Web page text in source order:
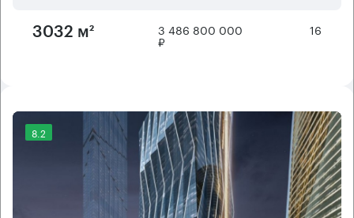
3032 м² 3 486 800 000
₽
16
8.2